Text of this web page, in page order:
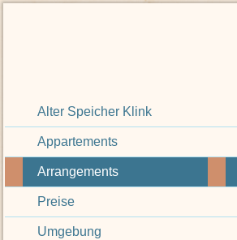
Alter Speicher Klink
Appartements
Arrangements
Preise
Umgebung